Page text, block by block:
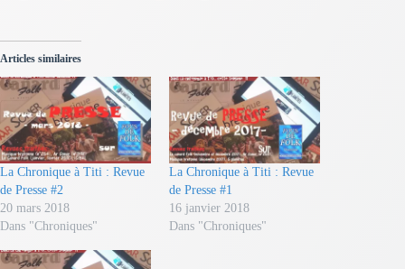
Articles similaires
La Chronique à Titi : Revue
de Presse #2
20 mars 2018
Dans "Chroniques"
La Chronique à Titi : Revue
de Presse #1
16 janvier 2018
Dans "Chroniques"